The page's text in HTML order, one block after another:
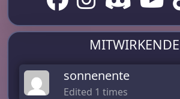
MITWIRKENDE
sonnenente
Edited 1 times